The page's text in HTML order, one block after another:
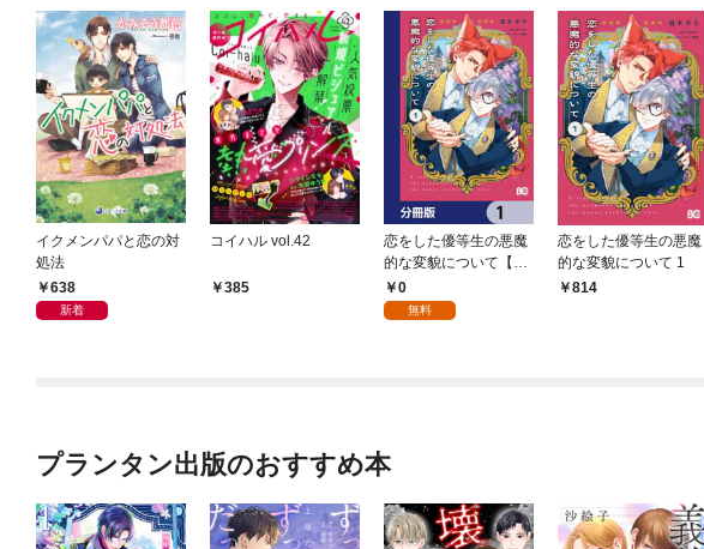
イクメンパパと恋の対
処法
638
新着
コイハル vol.42
385
恋をした優等生の悪魔
的な変貌について【分
冊版】 1
0
無料
恋をした優等生の悪魔
的な変貌について 1
814
プランタン出版のおすすめ本